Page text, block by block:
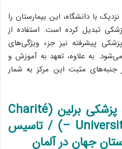
با دانشگاه، این بیمارستان را
تبدیل کرده است. استفاده از
پیشرفته نیز جزء ویژگی‌های
به علاوه، تعهد به آموزش و
مثبت این مرکز به شمار
7. شاریته – دانشگاه پزشکی برلین (Charité
– Universitätsmedizin Berlin) / تاسیس